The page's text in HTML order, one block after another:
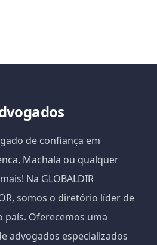
de confiança em
Machala ou qualquer
Na GLOBALDIR
somos o diretório líder de
Oferecemos uma
advogados especializados